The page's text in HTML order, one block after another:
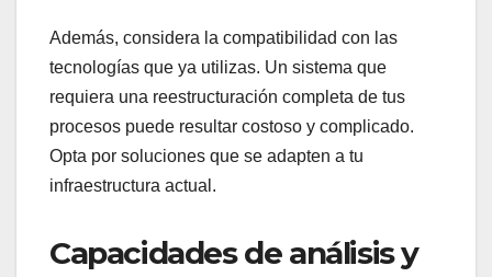
Además, considera la compatibilidad con las
tecnologías que ya utilizas. Un sistema que
requiera una reestructuración completa de tus
procesos puede resultar costoso y complicado.
Opta por soluciones que se adapten a tu
infraestructura actual.
Capacidades de análisis y